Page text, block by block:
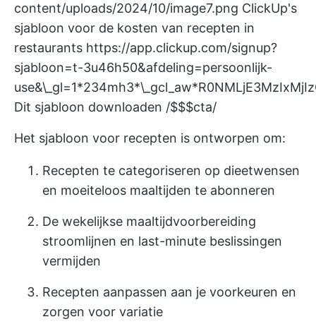
content/uploads/2024/10/image7.png ClickUp's
sjabloon voor de kosten van recepten in
restaurants https://app.clickup.com/signup?
sjabloon=t-3u46h50&afdeling=persoonlijk-
Dit sjabloon downloaden /$$$cta/
Het sjabloon voor recepten is ontworpen om:
Recepten te categoriseren op dieetwensen
en moeiteloos maaltijden te abonneren
De wekelijkse maaltijdvoorbereiding
stroomlijnen en last-minute beslissingen
vermijden
Recepten aanpassen aan je voorkeuren en
zorgen voor variatie